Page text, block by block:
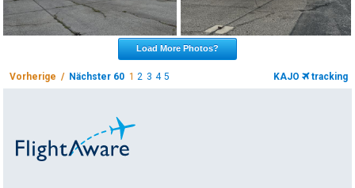
Load More Photos?
Vorherige / Nächster 60 1 2 3 4 5 KAJO tracking